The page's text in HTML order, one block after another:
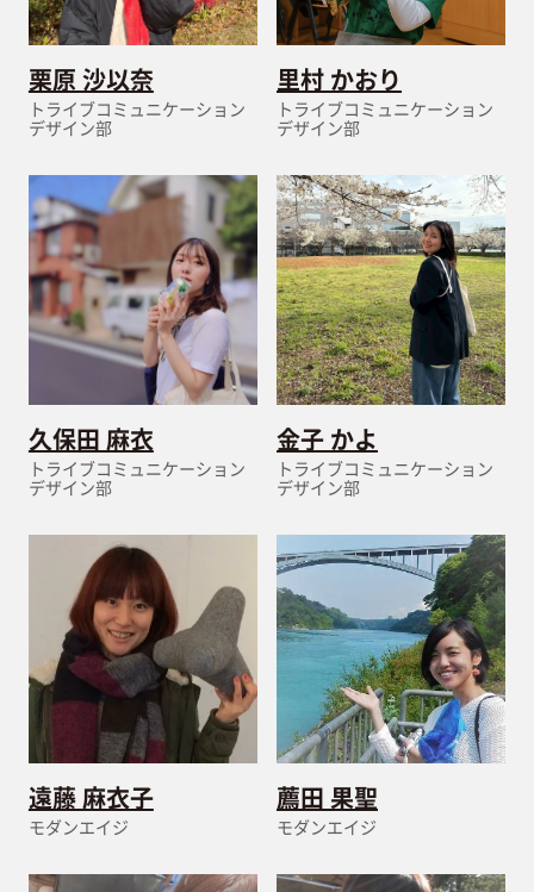
栗原 沙以奈
トライブコミュニケーション
デザイン部
里村 かおり
トライブコミュニケーション
デザイン部
久保田 麻衣
トライブコミュニケーション
デザイン部
金子 かよ
トライブコミュニケーション
デザイン部
遠藤 麻衣子
モダンエイジ
薦田 果聖
モダンエイジ